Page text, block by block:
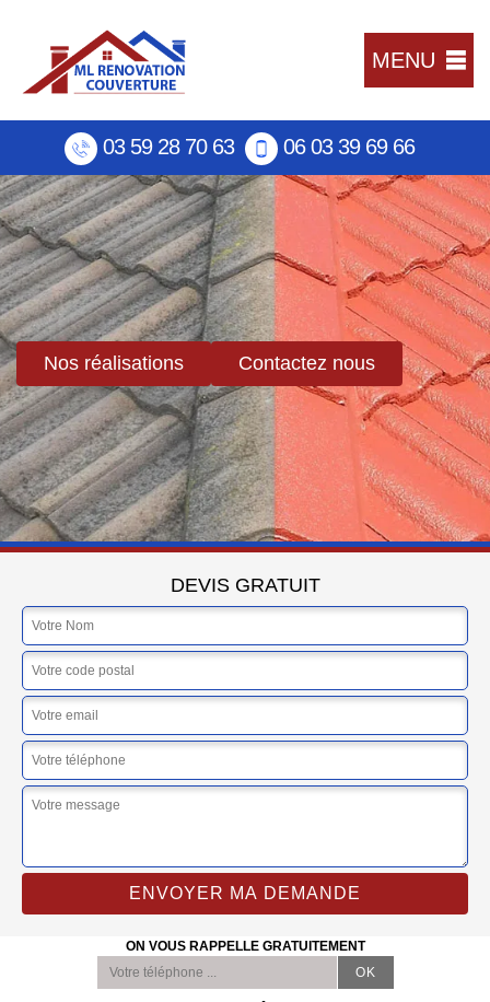
MENU
03 59 28 70 63 06 03 39 69 66
Nos réalisations Contactez nous
DEVIS GRATUIT
ON VOUS RAPPELLE GRATUITEMENT